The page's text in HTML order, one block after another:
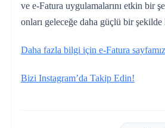
ve e-Fatura uygulamalarını etkin bir
onları geleceğe daha güçlü bir şekilde
Daha fazla bilgi için e-Fatura
Bizi Instagram’da Takip Edin!